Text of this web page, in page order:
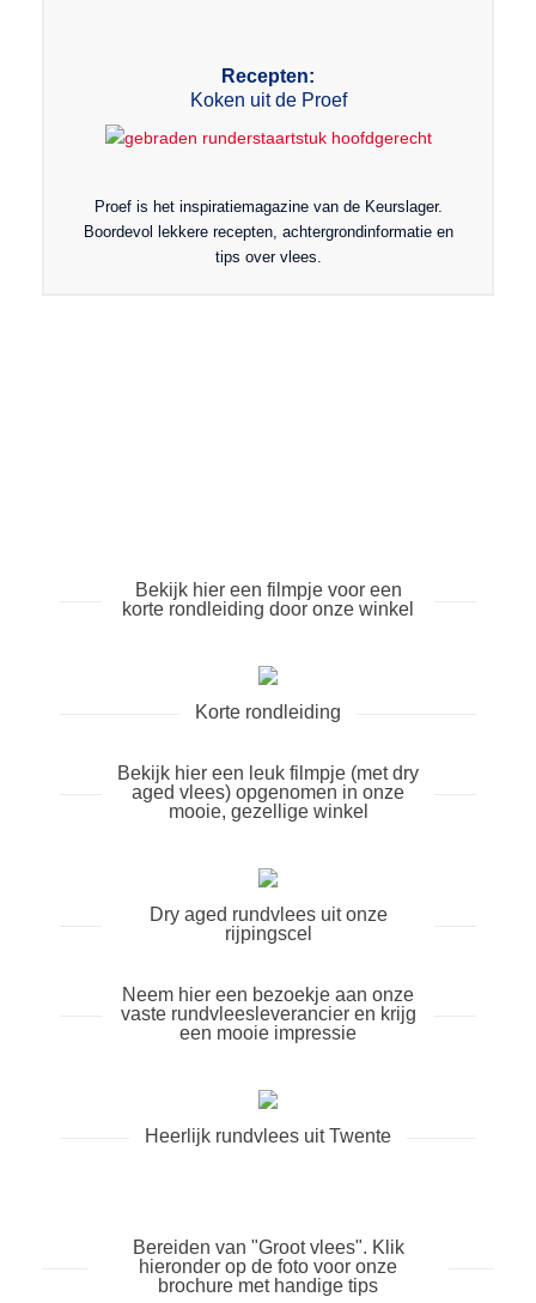
Recepten:
Koken uit de Proef
Proef is het inspiratiemagazine van de Keurslager.
Boordevol lekkere recepten, achtergrondinformatie en
tips over vlees.
Bekijk hier een filmpje voor een
korte rondleiding door onze winkel
Korte rondleiding
Bekijk hier een leuk filmpje (met dry
aged vlees) opgenomen in onze
mooie, gezellige winkel
Dry aged rundvlees uit onze
rijpingscel
Neem hier een bezoekje aan onze
vaste rundvleesleverancier en krijg
een mooie impressie
Heerlijk rundvlees uit Twente
Bereiden van "Groot vlees". Klik
hieronder op de foto voor onze
brochure met handige tips